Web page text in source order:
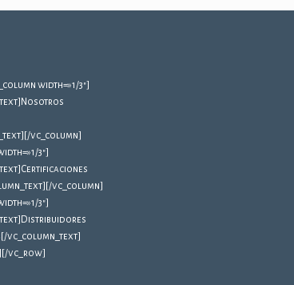
width=»1/3″]
Nosotros
vc_column]
3″]
Certificaciones
vc_column]
3″]
Distribuidores
[/vc_column_text]
vc_row]